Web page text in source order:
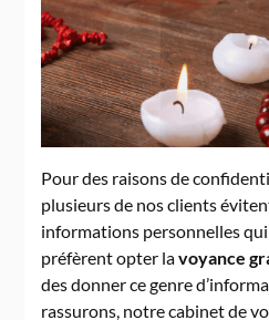
Pour des raisons de
plusieurs de nos clients
informations personnelles
préfèrent opter lavoyance
des donner ce genre
rassurons, notre cabinet de